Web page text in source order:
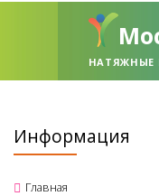
НАТЯЖНЫЕ
Информация
Главная